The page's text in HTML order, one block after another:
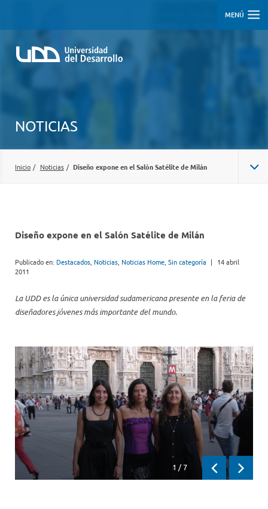
MENÚ
NOTICIAS
Inicio / Noticias / Diseño expone en el Salón Satélite de Milán
Diseño expone en el Salón Satélite de Milán
Publicado en: Destacados Noticias Noticias Home Sin categoría |
14 abril
2011
La UDD es la única universidad sudamericana presente en la feria de
diseñadores jóvenes más importante del mundo.
1 /7
PreviousNext